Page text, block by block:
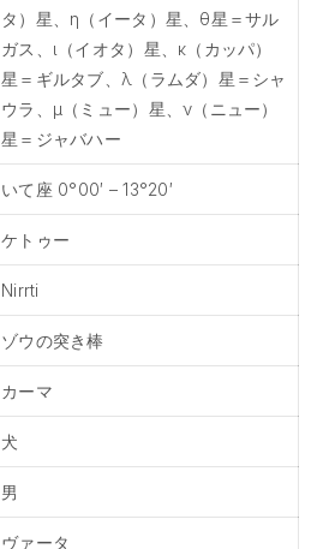
タ）星、η（イータ）星、θ星＝サル
ガス、ι（イオタ）星、κ（カッパ）
星＝ギルタブ、λ（ラムダ）星＝シャ
ウラ、μ（ミュー）星、ν（ニュー）
星＝ジャバハー
いて座 0°00′ – 13°20′
ケトゥー
Nirrti
ゾウの突き棒
カーマ
犬
男
ヴァータ